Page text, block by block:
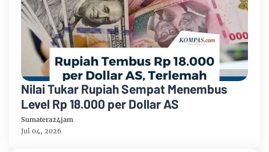
Nilai Tukar Rupiah Sempat Menembus
Level Rp 18.000 per Dollar AS
Sumatera24jam
Jul 04, 2026